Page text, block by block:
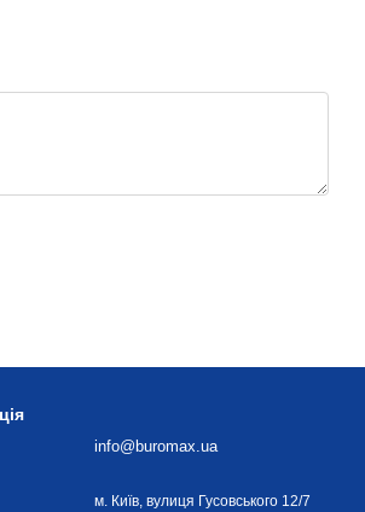
info@buromax.ua
м. Київ, вулиця Гусовського 12/7